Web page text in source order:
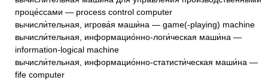
проце́ссами — process control computer
вычисли́тельная, игрова́я маши́на — game(-playing) machine
вычисли́тельная, информацио́нно-логи́ческая маши́на —
information-logical machine
вычисли́тельная, информацио́нно-статисти́ческая маши́на —
fife computer